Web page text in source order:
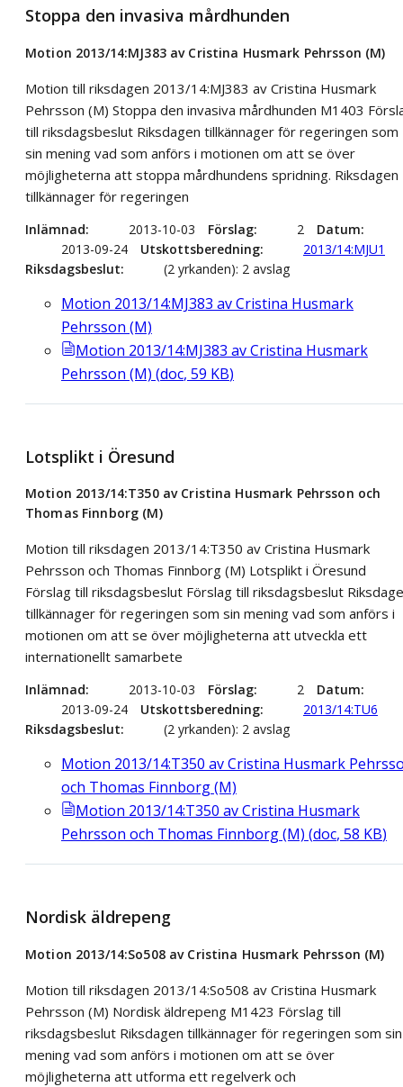
Stoppa den invasiva mårdhunden
Motion 2013/14:MJ383 av Cristina Husmark Pehrsson (M)
Motion till riksdagen 2013/14:MJ383 av Cristina Husmark
Pehrsson (M) Stoppa den invasiva mårdhunden M1403
till riksdagsbeslut Riksdagen tillkännager för regeringen som
sin mening vad som anförs i motionen om att se över
möjligheterna att stoppa mårdhundens spridning. Riksdagen
tillkännager för regeringen
Inlämnad 2013-10-03 Förslag 2
Datum
2013-09-24
Utskottsberedning
2013/14:MJU1
Riksdagsbeslut
(2 yrkanden): 2 avslag
Motion 2013/14:MJ383 av Cristina Husmark
Pehrsson (M)
Motion 2013/14:MJ383 av Cristina Husmark
Pehrsson (M) (doc, 59 KB)
Lotsplikt i Öresund
Motion 2013/14:T350 av Cristina Husmark Pehrsson och
Thomas Finnborg (M)
Motion till riksdagen 2013/14:T350 av Cristina Husmark
Pehrsson och Thomas Finnborg (M) Lotsplikt i Öresund
Förslag till riksdagsbeslut Förslag till riksdagsbeslut
tillkännager för regeringen som sin mening vad som anförs i
motionen om att se över möjligheterna att utveckla ett
internationellt samarbete
Inlämnad 2013-10-03 Förslag 2
Datum
2013-09-24
Utskottsberedning
2013/14:TU6
Riksdagsbeslut
(2 yrkanden): 2 avslag
Motion 2013/14:T350 av Cristina Husmark
och Thomas Finnborg (M)
Motion 2013/14:T350 av Cristina Husmark
Pehrsson och Thomas Finnborg (M) (doc, 58 KB)
Nordisk äldrepeng
Motion 2013/14:So508 av Cristina Husmark Pehrsson (M)
Motion till riksdagen 2013/14:So508 av Cristina Husmark
Pehrsson (M) Nordisk äldrepeng M1423 Förslag till
riksdagsbeslut Riksdagen tillkännager för regeringen som sin
mening vad som anförs i motionen om att se över
möjligheterna att utforma ett regelverk och